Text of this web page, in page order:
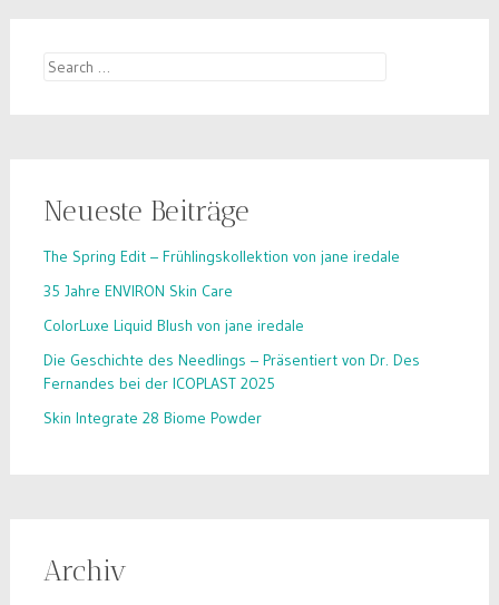
Search
Neueste Beiträge
The Spring Edit – Frühlingskollektion von jane iredale
35 Jahre ENVIRON Skin Care
ColorLuxe Liquid Blush von jane iredale
Die Geschichte des Needlings – Präsentiert von Dr. Des
Fernandes bei der ICOPLAST 2025
Skin Integrate 28 Biome Powder
Archiv